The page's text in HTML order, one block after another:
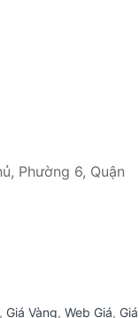
Phường 6, Quận
, Giá Vàng, Web Giá, Giá